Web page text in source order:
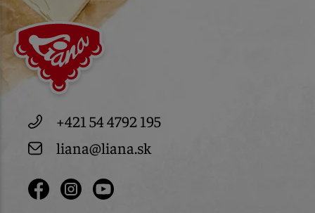
+421 54 4792 195
liana@liana.sk